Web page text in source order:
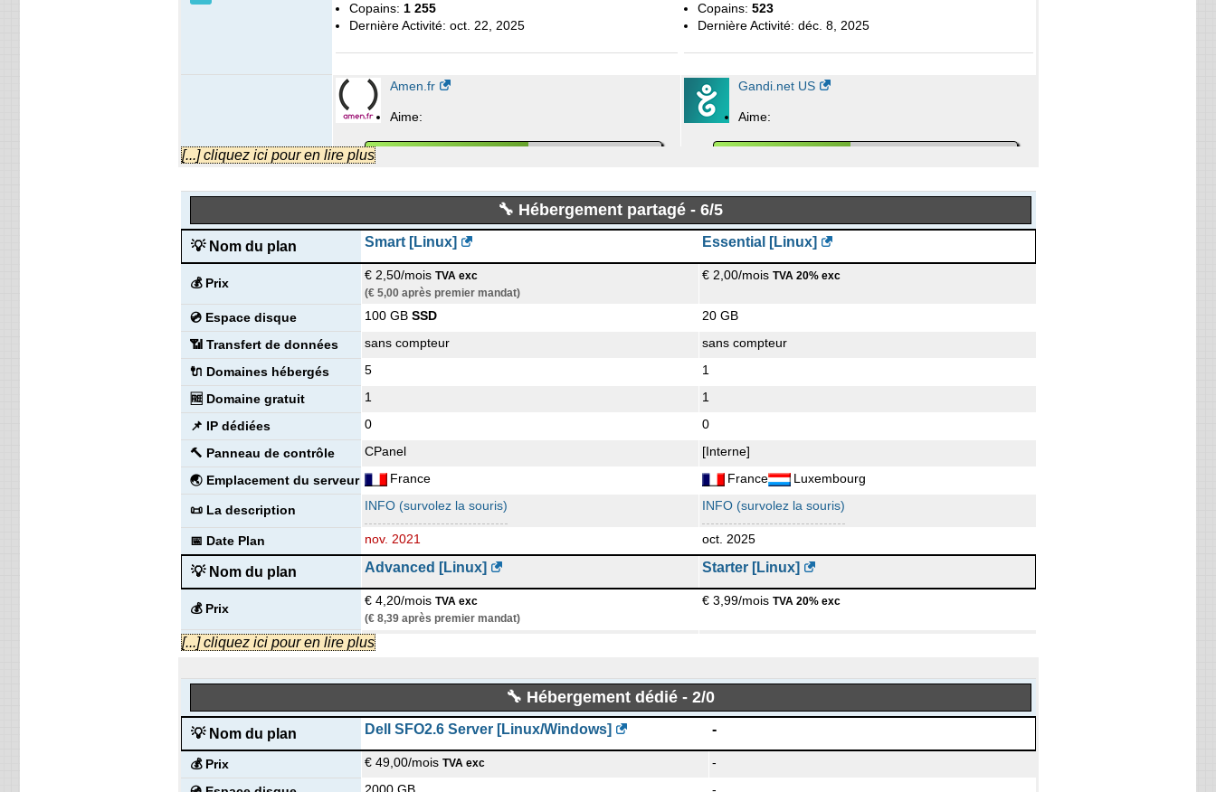
Copains: 1 255
Dernière Activité: oct. 22, 2025
Copains: 523
Dernière Activité: déc. 8, 2025
Amen.fr
Aime:
Dernière Activité:sept. 10, 2019
Gandi.net US
Aime:
Dernière Activité:sept. 25, 2019
Amen France - Hébergeur web - Amen.fr
Suiveurs:156
Type d'entité:Privately Held
Fondé:
Nombre d'employés:
Industrie:
Gandi
Type d'entité:
Nombre d'employés:
Industrie:
Gandi Blog
Articles de blog:
LogicielWordpress version 6.6
La langue:
en-US
[...] cliquez ici pour en lire plus
🔧 Hébergement partagé - 6/5
💡 Nom du plan Smart [Linux] Essential [Linux]
💰 Prix
€ 2,50/mois TVA exc
(€ 5,00 après premier mandat)
€ 2,00/mois TVA 20% exc
💿 Espace disque 100 GB SSD
20 GB
📶 Transfert de données
sans compteur
sans compteur
🔌 Domaines hébergés
5
1
🆓 Domaine gratuit
1
1
📌 IP dédiées
0
0
🔨 Panneau de contrôle
CPanel
[Interne]
🌏 Emplacement du serveur
France France Luxembourg
📜 La description INFO (survolez la souris) INFO (survolez la souris)
📅 Date Plan nov. 2021 oct. 2025
💡 Nom du plan Advanced [Linux] Starter [Linux]
💰 Prix
€ 4,20/mois TVA exc
(€ 8,39 après premier mandat)
€ 3,99/mois TVA 20% exc
💿 Espace disque 200 GB
1
🆓 Domaine gratuit
1
1
📌 IP dédiées
0
0
🔨 Panneau de contrôle
[...] cliquez ici pour en lire plus
🔧 Hébergement dédié - 2/0
💡 Nom du plan Dell SFO2.6 Server [Linux/Windows] -
💰 Prix € 49,00/mois TVA exc
-